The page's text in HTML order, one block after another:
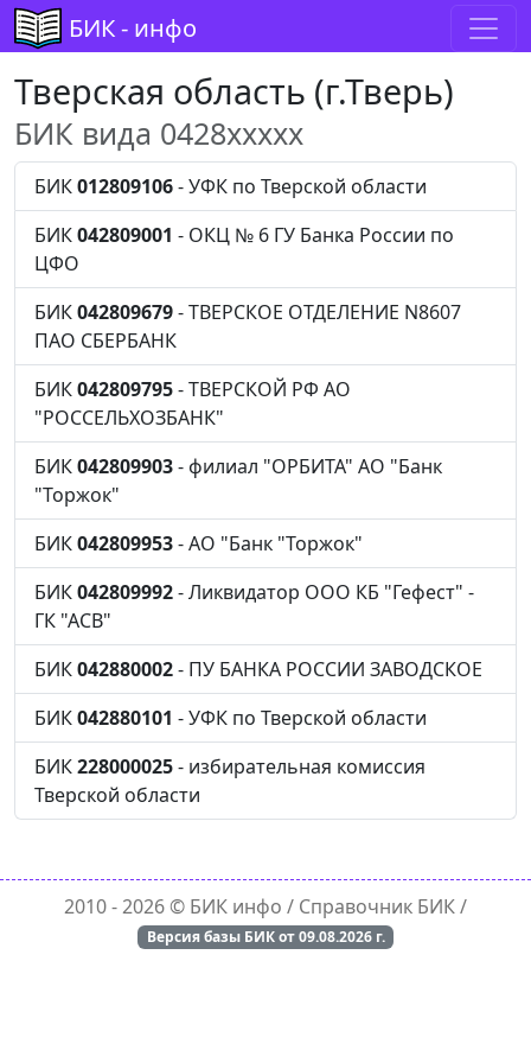
БИК - инфо
Тверская область (г.Тверь)
БИК вида 0428xxxxx
БИК012809106- УФК по Тверской области
БИК042809001 - ОКЦ № 6 ГУ Банка России по
ЦФО
БИК042809679- ТВЕРСКОЕ ОТДЕЛЕНИЕ N8607
ПАО СБЕРБАНК
БИК042809795- ТВЕРСКОЙ РФ АО
"РОССЕЛЬХОЗБАНК"
БИК042809903- филиал "ОРБИТА" АО "Банк
"Торжок"
БИК042809953- АО "Банк "Торжок"
БИК042809992- Ликвидатор ООО КБ "Гефест" -
ГК "АСВ"
БИК042880002- ПУ БАНКА РОССИИ ЗАВОДСКОЕ
БИК042880101 - УФК по Тверской области
БИК228000025- избирательная комиссия
Тверской области
2010 - 2026 © БИК инфо / Справочник БИК /
Версия базы БИК от09.08.2026г.